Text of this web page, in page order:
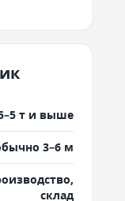
т и выше
3–6 м
склад